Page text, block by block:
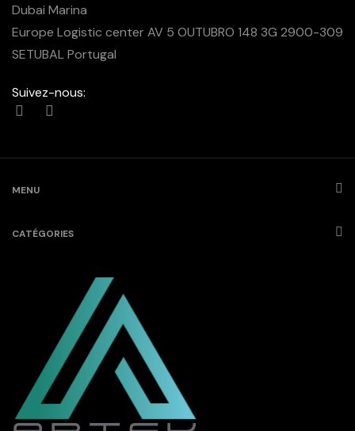
Dubai Marina
Europe Logistic center AV 5 OUTUBRO 148 3G 2900-309
SETUBAL Portugal
Suivez-nous:
MENU
CATÉGORIES